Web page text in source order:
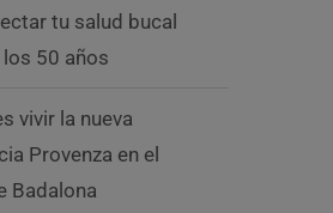
tu salud bucal
50 años
vivir la nueva
Provenza en el
Badalona